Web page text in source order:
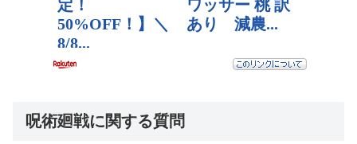
呪術廻戦に関する質問